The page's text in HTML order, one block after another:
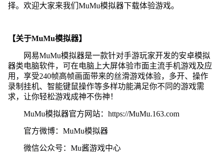
择。欢迎大家来我们MuMu模拟器下载体验游戏。
【关于MuMu模拟器】
网易MuMu模拟器是一款针对手游玩家开发的安卓模拟
器类电脑软件，可在电脑上大屏体验市面主流手机游戏及应
用，享受240帧高帧画面带来的丝滑游戏体验，多开、操作
录制挂机、智能键鼠操作等多样功能满足你不同的游戏需
求，让你轻松游戏成神不伤神！
MuMu模拟器官方网站：https://MuMu.163.com
官方微博：MuMu模拟器
微信公众号：Mu酱游戏中心